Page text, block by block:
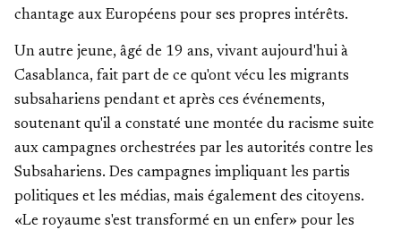
chantage aux Européens pour ses propres intérêts.
Un autre jeune, âgé de 19 ans, vivant aujourd'hui à
Casablanca, fait part de ce qu'ont vécu les migrants
subsahariens pendant et après ces événements,
soutenant qu'il a constaté une montée du racisme suite
aux campagnes orchestrées par les autorités contre les
Subsahariens. Des campagnes impliquant les partis
politiques et les médias, mais également des citoyens.
«Le royaume s'est transformé en un enfer» pour les